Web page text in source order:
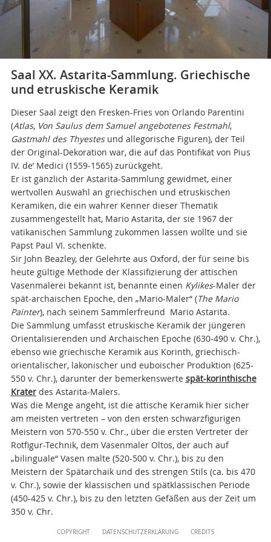
Saal XX. Astarita-Sammlung. Griechische
und etruskische Keramik
Dieser Saal zeigt den Fresken-Fries von Orlando Parentini
(Atlas, Von Saulus dem Samuel angebotenes Festmahl,
Gastmahl des Thyestesund allegorische Figuren), der Teil
der Original-Dekoration war, die auf das Pontifikat von Pius
IV. de’ Medici (1559-1565) zurückgeht.
Er ist gänzlich der Astarita-Sammlung gewidmet, einer
wertvollen Auswahl an griechischen und etruskischen
Keramiken, die ein wahrer Kenner dieser Thematik
zusammengestellt hat, Mario Astarita, der sie 1967 der
vatikanischen Sammlung zukommen lassen wollte und sie
Papst Paul VI. schenkte.
Sir John Beazley, der Gelehrte aus Oxford, der für seine bis
heute gültige Methode der Klassifizierung der attischen
Vasenmalerei bekannt ist, benannte einen Kylikes-Maler der
spät-archaischen Epoche, den „Mario-Maler“ (The Mario
Painter), nach seinem Sammlerfreund Mario Astarita.
Die Sammlung umfasst etruskische Keramik der jüngeren
Orientalisierenden und Archaischen Epoche (630-490 v. Chr.),
ebenso wie griechische Keramik aus Korinth, griechisch-
orientalischer, lakonischer und euboischer Produktion (625-
550 v. Chr.), darunter der bemerkenswerte spät-korinthische
Kraterdes Astarita-Malers.
Was die Menge angeht, ist die attische Keramik hier sicher
am meisten vertreten – von den ersten schwarzfigurigen
Meistern von 570-550 v. Chr., über die ersten Vertreter der
Rotfigur-Technik, dem Vasenmaler Oltos, der auch auf
„bilinguale“ Vasen malte (520-500 v. Chr.), bis zu den
Meistern der Spätarchaik und des strengen Stils (ca. bis 470
v. Chr.), sowie der klassischen und spätklassischen Periode
(450-425 v. Chr.), bis zu den letzten Gefäßen aus der Zeit um
350 v. Chr.
COPYRIGHT DATENSCHUTZERKLÄRUNG CREDITS